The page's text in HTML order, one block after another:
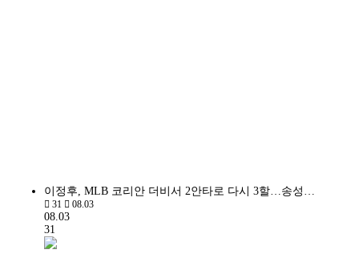
이정후, MLB 코리안 더비서 2안타로 다시 3할…송성…
31 08.03
08.03
31